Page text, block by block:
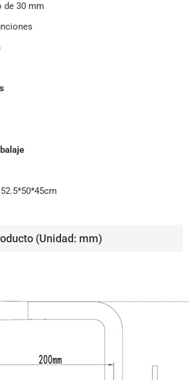
de 30 mm
dos funciones
(Unidad: mm)